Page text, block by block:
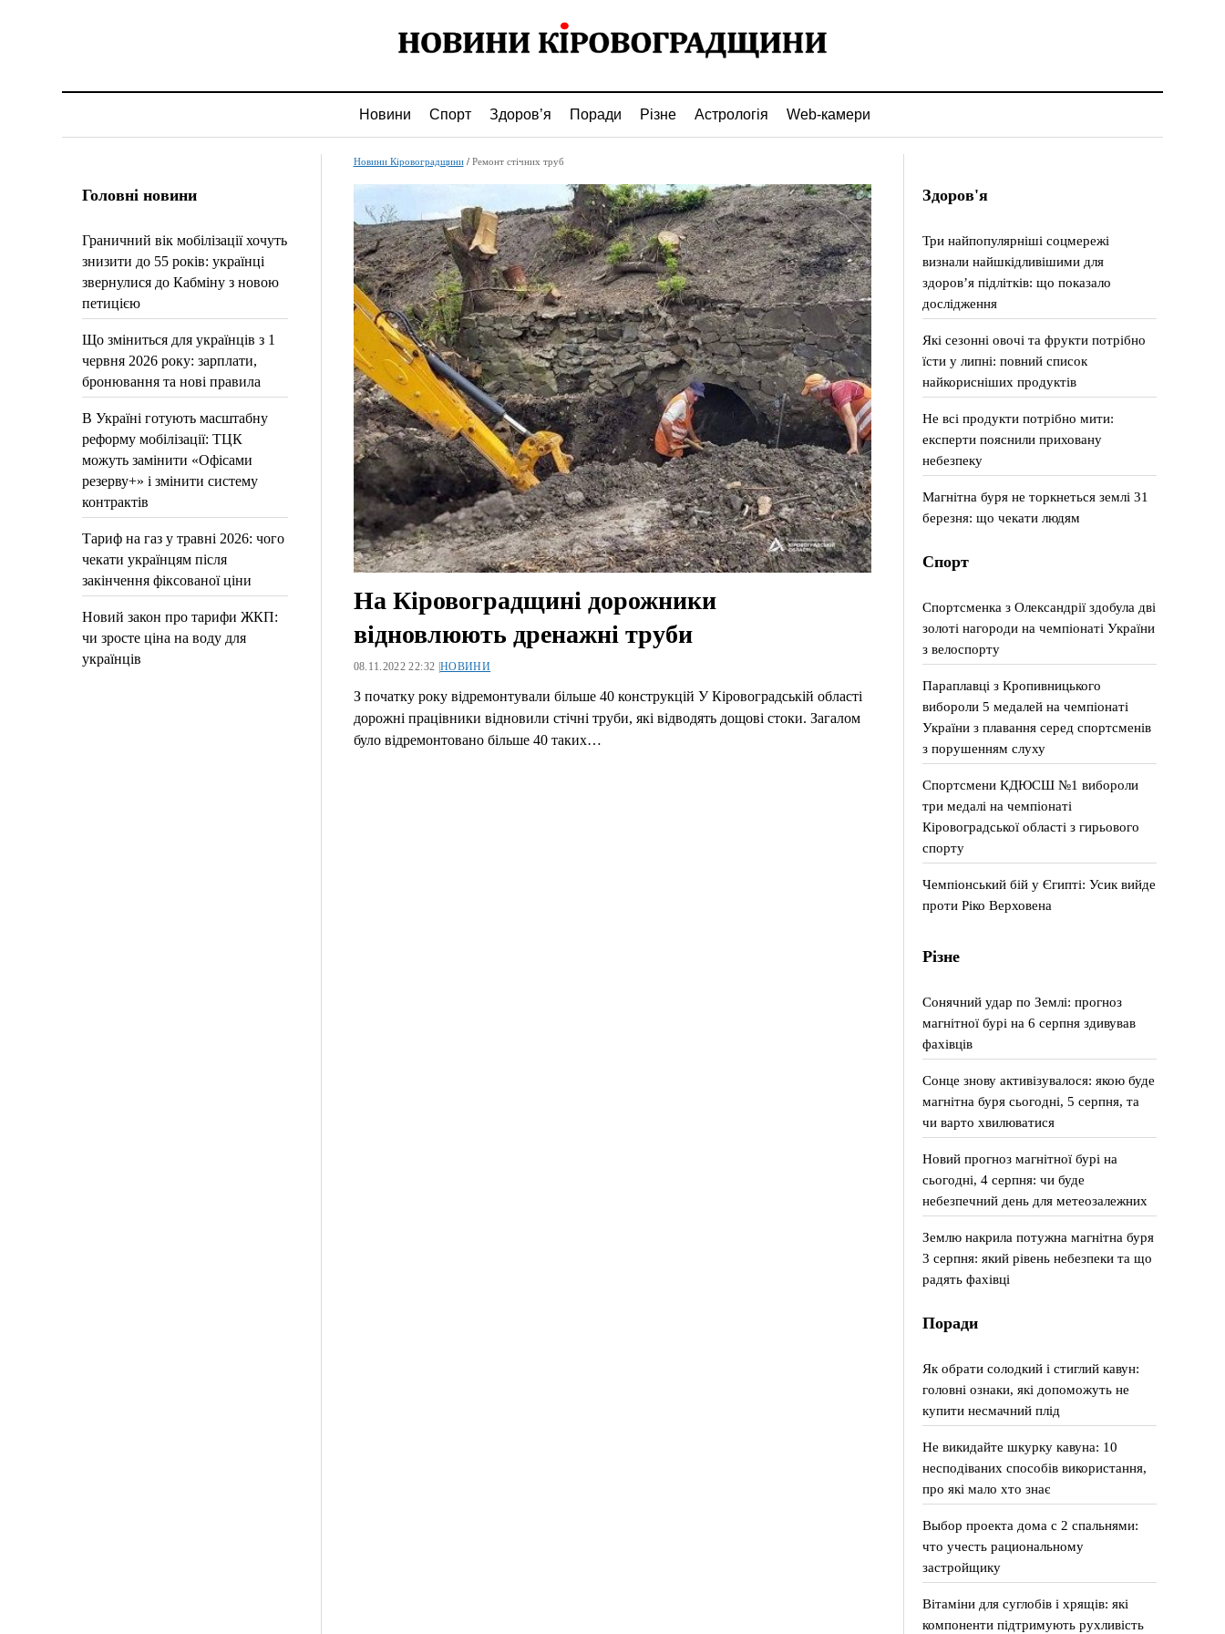
Новини Спорт Здоров’я Поради Різне Астрологія Web-камери
Головні новини
Граничний вік мобілізації хочуть
знизити до 55 років: українці
звернулися до Кабміну з новою
петицією
Що зміниться для українців з 1
червня 2026 року: зарплати,
бронювання та нові правила
В Україні готують масштабну
реформу мобілізації: ТЦК
можуть замінити «Офісами
резерву+» і змінити систему
контрактів
Тариф на газ у травні 2026: чого
чекати українцям після
закінчення фіксованої ціни
Новий закон про тарифи ЖКП:
чи зросте ціна на воду для
українців
Новини Кіровоградщини/ Ремонт стічних труб
На Кіровоградщині дорожники
відновлюють дренажні труби
08.11.2022 22:32 |НОВИНИ
З початку року відремонтували більше 40 конструкцій У Кіровоградській області
дорожні працівники відновили стічні труби, які відводять дощові стоки. Загалом
було відремонтовано більше 40 таких…
Здоров'я
Три найпопулярніші соцмережі
визнали найшкідливішими для
здоров’я підлітків: що показало
дослідження
Які сезонні овочі та фрукти потрібно
їсти у липні: повний список
найкорисніших продуктів
Не всі продукти потрібно мити:
експерти пояснили приховану
небезпеку
Магнітна буря не торкнеться землі 31
березня: що чекати людям
Спорт
Спортсменка з Олександрії здобула дві
золоті нагороди на чемпіонаті України
з велоспорту
Параплавці з Кропивницького
вибороли 5 медалей на чемпіонаті
України з плавання серед спортсменів
з порушенням слуху
Спортсмени КДЮСШ №1 вибороли
три медалі на чемпіонаті
Кіровоградської області з гирьового
спорту
Чемпіонський бій у Єгипті: Усик вийде
проти Ріко Верховена
Різне
Сонячний удар по Землі: прогноз
магнітної бурі на 6 серпня здивував
фахівців
Сонце знову активізувалося: якою буде
магнітна буря сьогодні, 5 серпня, та
чи варто хвилюватися
Новий прогноз магнітної бурі на
сьогодні, 4 серпня: чи буде
небезпечний день для метеозалежних
Землю накрила потужна магнітна буря
3 серпня: який рівень небезпеки та що
радять фахівці
Поради
Як обрати солодкий і стиглий кавун:
головні ознаки, які допоможуть не
купити несмачний плід
Не викидайте шкурку кавуна: 10
несподіваних способів використання,
про які мало хто знає
Выбор проекта дома с 2 спальнями:
что учесть рациональному
застройщику
Вітаміни для суглобів і хрящів: які
компоненти підтримують рухливість